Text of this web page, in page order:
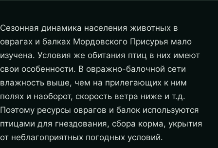
Сезонная динамика населения животных в
оврагах и балках Мордовского Присурья мало
изучена. Условия же обитания птиц в них имеют
свои особенности. В овражно-балочной сети
влажность выше, чем на прилегающих к ним
полях и наоборот, скорость ветра ниже и т.д.
Поэтому ресурсы оврагов и балок используются
птицами для гнездования, сбора корма, укрытия
от неблагоприятных погодных условий.